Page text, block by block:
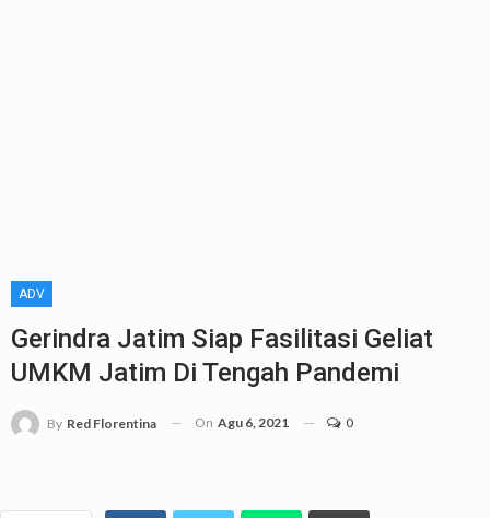
ADV
Gerindra Jatim Siap Fasilitasi Geliat
UMKM Jatim Di Tengah Pandemi
By Red Florentina On Agu 6, 2021 0